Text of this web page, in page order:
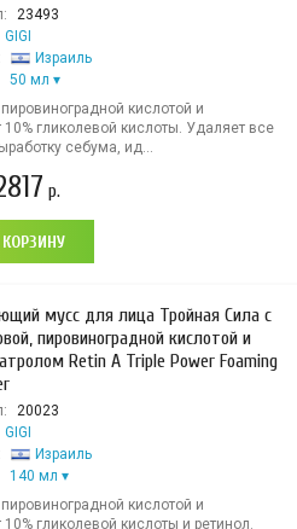
23493
GIGI
Израиль
50 мл
кислотой и
гликолевой кислоты. Удаляет все
себума, ид...
р.
мусс для лица Тройная Сила с
пировиноградной кислотой и
Retin A Triple Power Foaming
20023
GIGI
Израиль
140 мл
кислотой и
гликолевой кислоты и ретинол.